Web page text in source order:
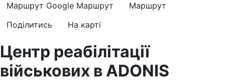
Маршрут Google Маршрут
Маршрут
Поділитись
На карті
Центр реабілітації
військових в ADONIS